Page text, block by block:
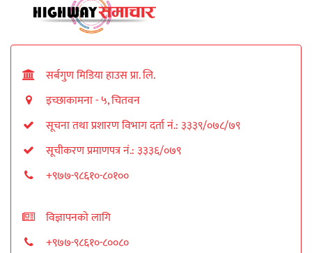
सर्बगुण मिडिया हाउस प्रा. लि.
इच्छाकामना - ५, चितवन
सूचना तथा प्रशारण विभाग दर्ता नं.: ३३३९/०७८/७९
सूचीकरण प्रमाणपत्र नं.: ३३३६/०७९
+९७७-९८६१०-८०१००
विज्ञापनको लागि
+९७७-९८६१०-८००८०